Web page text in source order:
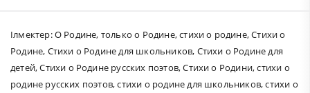
Ілмектер:О Родине, только о Родине,стихи о родине,Стихи о
Родине, Стихи о Родине для школьников, Стихи о Родине для
детей,Стихи о Родине русских поэтов,Стихи о Родини,стихи о
родине русских поэтов,стихи о родине для школьников,стихи о